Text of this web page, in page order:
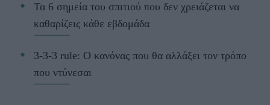
Τα 6 σημεία του σπιτιού που δεν χρειάζεται να
καθαρίζεις κάθε εβδομάδα
3-3-3 rule: Ο κανόνας που θα αλλάξει τον τρόπο
που ντύνεσαι